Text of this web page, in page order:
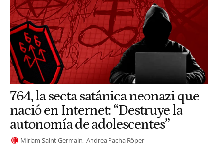
764, la secta satánica neonazi que
nació en Internet: “Destruye la
autonomía de adolescentes”
Miriam Saint-Germain Andrea Pacha Röper